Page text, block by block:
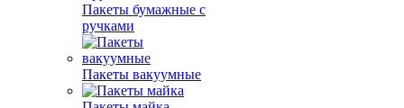
Пакеты бумажные с
ручками
Пакеты вакуумные